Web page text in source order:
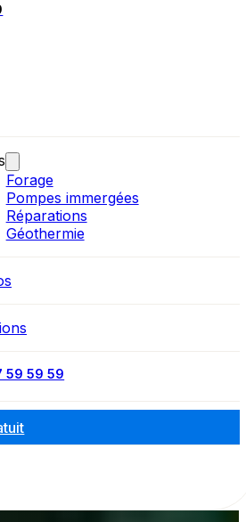
Forage
Pompes immergées
Réparations
Géothermie
59 59 59